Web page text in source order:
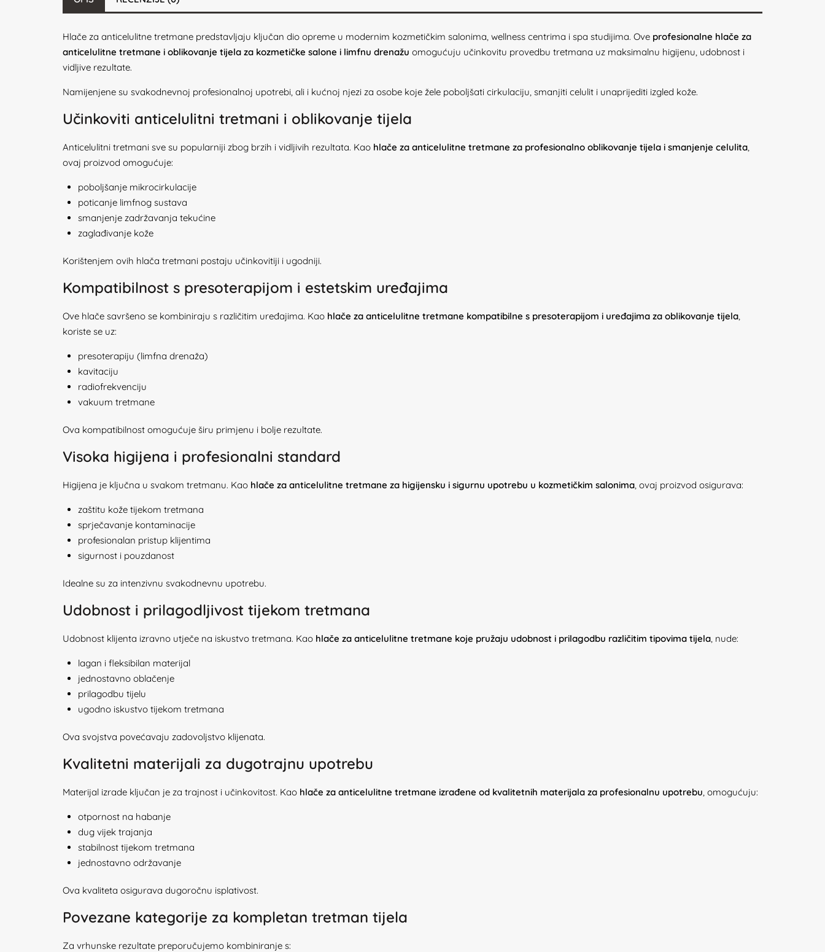
Hlače za anticelulitne tretmane predstavljaju ključan dio opreme u modernim kozmetičkim salonima, wellness centrima i spa studijima. Ove profesionalne hlače za
anticelulitne tretmane i oblikovanje tijela za kozmetičke salone i limfnu drenažu omogućuju učinkovitu provedbu tretmana uz maksimalnu higijenu, udobnost i
vidljive rezultate.
Namijenjene su svakodnevnoj profesionalnoj upotrebi, ali i kućnoj njezi za osobe koje žele poboljšati cirkulaciju, smanjiti celulit i unaprijediti izgled kože.
Učinkoviti anticelulitni tretmani i oblikovanje tijela
Anticelulitni tretmani sve su popularniji zbog brzih i vidljivih rezultata. Kao hlače za anticelulitne tretmane za profesionalno oblikovanje tijela i smanjenje celulita,
ovaj proizvod omogućuje:
poboljšanje mikrocirkulacije
poticanje limfnog sustava
smanjenje zadržavanja tekućine
zaglađivanje kože
Korištenjem ovih hlača tretmani postaju učinkovitiji i ugodniji.
Kompatibilnost s presoterapijom i estetskim uređajima
Ove hlače savršeno se kombiniraju s različitim uređajima. Kao hlače za anticelulitne tretmane kompatibilne s presoterapijom i uređajima za oblikovanje tijela,
koriste se uz:
presoterapiju (limfna drenaža)
kavitaciju
radiofrekvenciju
vakuum tretmane
Ova kompatibilnost omogućuje širu primjenu i bolje rezultate.
Visoka higijena i profesionalni standard
Higijena je ključna u svakom tretmanu. Kao hlače za anticelulitne tretmane za higijensku i sigurnu upotrebu u kozmetičkim salonima, ovaj proizvod osigurava:
zaštitu kože tijekom tretmana
sprječavanje kontaminacije
profesionalan pristup klijentima
sigurnost i pouzdanost
Idealne su za intenzivnu svakodnevnu upotrebu.
Udobnost i prilagodljivost tijekom tretmana
Udobnost klijenta izravno utječe na iskustvo tretmana. Kao hlače za anticelulitne tretmane koje pružaju udobnost i prilagodbu različitim tipovima tijela, nude:
lagan i fleksibilan materijal
jednostavno oblačenje
prilagodbu tijelu
ugodno iskustvo tijekom tretmana
Ova svojstva povećavaju zadovoljstvo klijenata.
Kvalitetni materijali za dugotrajnu upotrebu
Materijal izrade ključan je za trajnost i učinkovitost. Kao hlače za anticelulitne tretmane izrađene od kvalitetnih materijala za profesionalnu upotrebu, omogućuju:
otpornost na habanje
dug vijek trajanja
stabilnost tijekom tretmana
jednostavno održavanje
Ova kvaliteta osigurava dugoročnu isplativost.
Povezane kategorije za kompletan tretman tijela
Za vrhunske rezultate preporučujemo kombiniranje s: